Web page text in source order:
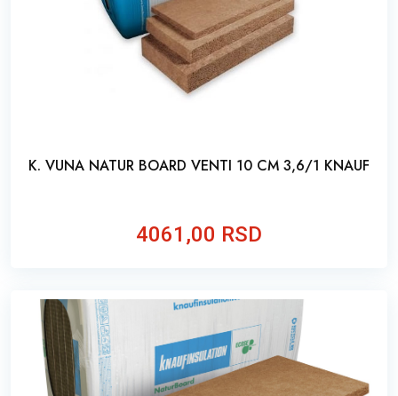
K. VUNA NATUR BOARD VENTI 10 CM 3,6/1 KNAUF
4061,00 RSD